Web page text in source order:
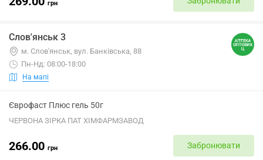
грн
Слов'янськ 3
м. Слов'янськ, вул. Банківська, 88
Пн-Нд: 08:00-18:00
На мапі
Єврофаст Плюс гель 50г
ЧЕРВОНА ЗІРКА ПАТ ХІМФАРМЗАВОД
266.00 грн Забронювати